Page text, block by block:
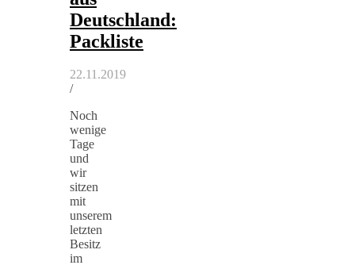
Deutschland:
Packliste
22.11.2019
/
Noch
wenige
Tage
und
wir
sitzen
mit
unserem
letzten
Besitz
im